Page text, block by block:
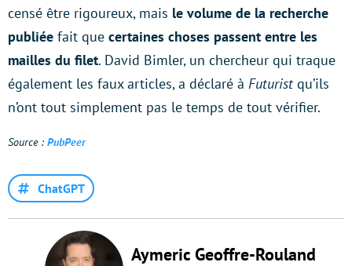
censé être rigoureux, mais le volume de la recherche
publiée fait que certaines choses passent entre les
mailles du filet. David Bimler, un chercheur qui traque
également les faux articles, a déclaré à Futuristqu’ils
n’ont tout simplement pas le temps de tout vérifier.
Source : PubPeer
ChatGPT
Aymeric Geoffre-Rouland